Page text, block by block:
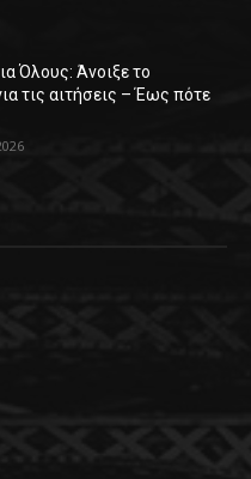
Όλους: Άνοιξε το
τις αιτήσεις – Έως πότε